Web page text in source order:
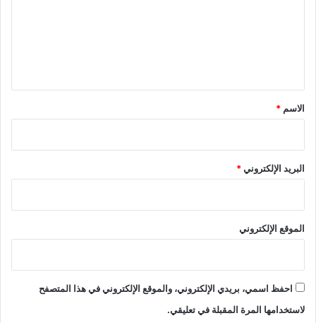
*
الاسم *
البريد الإلكتروني*
الموقع الإلكتروني
احفظ اسمي، بريدي الإلكتروني، والموقع الإلكتروني في هذا المتصفح
لاستخدامها المرة المقبلة في تعليقي.